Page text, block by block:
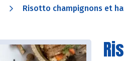
Risotto champignons et